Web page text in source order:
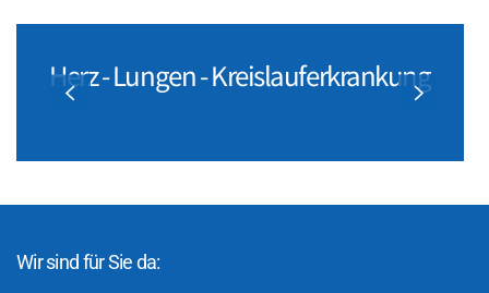
Herz - Lungen - Kreislauferkrankung
Wir sind für Sie da: